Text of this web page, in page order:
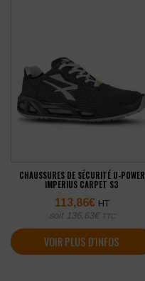
CHAUSSURES DE SÉCURITÉ U-POWER
IMPERIUS CARPET S3
113,86€ HT
soit 136,63€ TTC
VOIR PLUS D'INFOS